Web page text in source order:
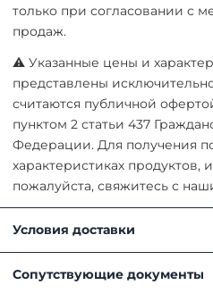
только при согласовании с
продаж.
⚠ Указанные цены и
представлены
считаются публичной
пунктом 2 статьи 437
Федерации. Для получения
характеристиках продуктов,
пожалуйста, свяжитесь с
Условия доставки
способом:
Сопутствующие документы